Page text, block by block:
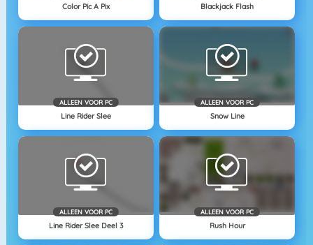
Color Pic A Pix Blackjack Flash
ALLEEN VOOR PC
Line Rider Slee
ALLEEN VOOR PC
Snow Line
ALLEEN VOOR PC
Line Rider Slee Deel 3
ALLEEN VOOR PC
Rush Hour